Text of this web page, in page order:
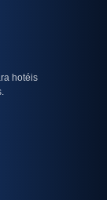
hotéis